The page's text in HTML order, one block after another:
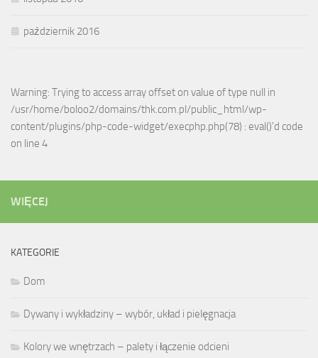
październik 2016
Warning: Trying to access array offset on value of type null in
/usr/home/boloo2/domains/thk.com.pl/public_html/wp-
content/plugins/php-code-widget/execphp.php(78) : eval()'d code
on line 4
WIĘCEJ
KATEGORIE
Dom
Dywany i wykładziny – wybór, układ i pielęgnacja
Kolory we wnętrzach – palety i łączenie odcieni